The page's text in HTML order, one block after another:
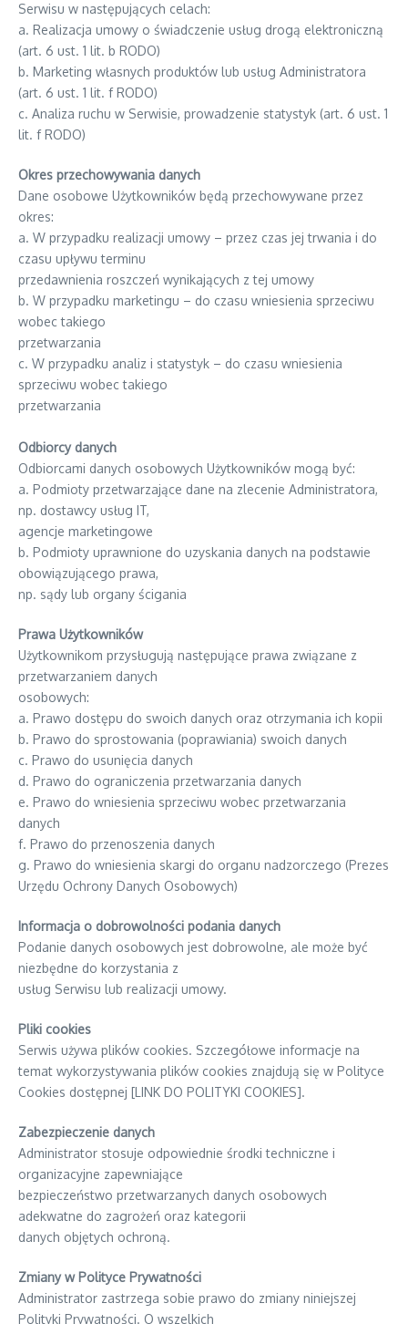
Serwisu w następujących celach:
a. Realizacja umowy o świadczenie usług drogą elektroniczną
(art. 6 ust. 1 lit. b RODO)
b. Marketing własnych produktów lub usług Administratora
(art. 6 ust. 1 lit. f RODO)
c. Analiza ruchu w Serwisie, prowadzenie statystyk (art. 6 ust. 1
lit. f RODO)
Okres przechowywania danych
Dane osobowe Użytkowników będą przechowywane przez
okres:
a. W przypadku realizacji umowy – przez czas jej trwania i do
czasu upływu terminu
przedawnienia roszczeń wynikających z tej umowy
b. W przypadku marketingu – do czasu wniesienia sprzeciwu
wobec takiego
przetwarzania
c. W przypadku analiz i statystyk – do czasu wniesienia
sprzeciwu wobec takiego
przetwarzania
Odbiorcy danych
Odbiorcami danych osobowych Użytkowników mogą być:
a. Podmioty przetwarzające dane na zlecenie Administratora,
np. dostawcy usług IT,
agencje marketingowe
b. Podmioty uprawnione do uzyskania danych na podstawie
obowiązującego prawa,
np. sądy lub organy ścigania
Prawa Użytkowników
Użytkownikom przysługują następujące prawa związane z
przetwarzaniem danych
osobowych:
a. Prawo dostępu do swoich danych oraz otrzymania ich kopii
b. Prawo do sprostowania (poprawiania) swoich danych
c. Prawo do usunięcia danych
d. Prawo do ograniczenia przetwarzania danych
e. Prawo do wniesienia sprzeciwu wobec przetwarzania
danych
f. Prawo do przenoszenia danych
g. Prawo do wniesienia skargi do organu nadzorczego (Prezes
Urzędu Ochrony Danych Osobowych)
Informacja o dobrowolności podania danych
Podanie danych osobowych jest dobrowolne, ale może być
niezbędne do korzystania z
usług Serwisu lub realizacji umowy.
Pliki cookies
Serwis używa plików cookies. Szczegółowe informacje na
temat wykorzystywania plików cookies znajdują się w Polityce
Cookies dostępnej [LINK DO POLITYKI COOKIES].
Zabezpieczenie danych
Administrator stosuje odpowiednie środki techniczne i
organizacyjne zapewniające
bezpieczeństwo przetwarzanych danych osobowych
adekwatne do zagrożeń oraz kategorii
danych objętych ochroną.
Zmiany w Polityce Prywatności
Administrator zastrzega sobie prawo do zmiany niniejszej
Polityki Prywatności. O wszelkich